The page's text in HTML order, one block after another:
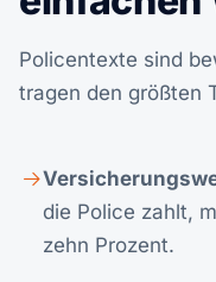
Policentexte sind
tragen den größten
die Police zahlt,
zehn Prozent.